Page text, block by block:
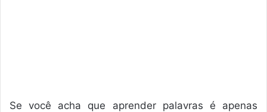
Se você acha que aprender palavras é apenas